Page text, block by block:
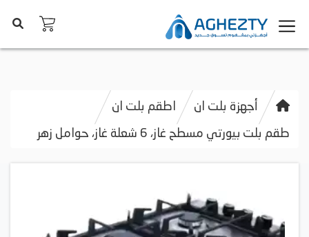
أجهزة بلت ان اطقم بلت ان
طقم بلت بيورتي مسطح غاز، 6 شعلة غاز، حوامل زهر